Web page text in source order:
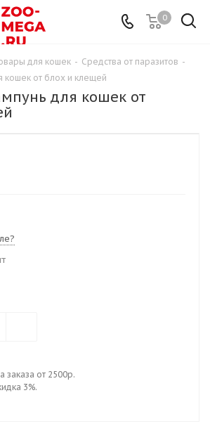
0
для кошек - Средства от паразитов -
кошек от блох и клещей
для кошек от
заказа от 2500р.
3%.